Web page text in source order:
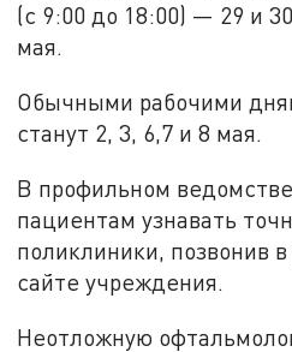
(с 9:00 до 18:00) — 29 и
мая.
Обычными рабочими
станут 2, 3, 6,7 и 8 мая.
В профильном
пациентам узнавать
поликлиники, позвонив
сайте учреждения.
Неотложную